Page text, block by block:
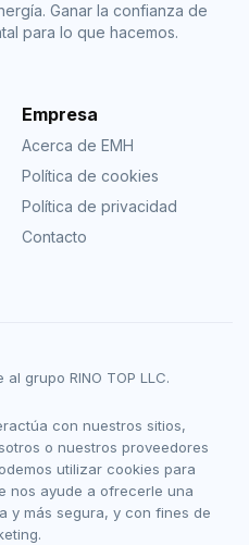
Ganar la confianza de
para lo que hacemos.
Empresa
Acerca de EMH
Política de cookies
Política de privacidad
Contacto
grupo RINO TOP LLC.
con nuestros sitios,
o nuestros proveedores
utilizar cookies para
nos ayude a ofrecerle una
y más segura, y con fines de